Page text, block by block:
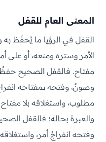
المعنى العام للقفل
القفل في الرؤيا ما يُحفَظ
الأمر وستره ومنعه، أو على
مفتاح. فالقفل الصحيح
وصونٌ، وفتحه بمفتاحه
مطلوب، واستغلاقه بلا
والعبرة بحاله؛ فالقفل
وفتحه انفراجُ أمر،